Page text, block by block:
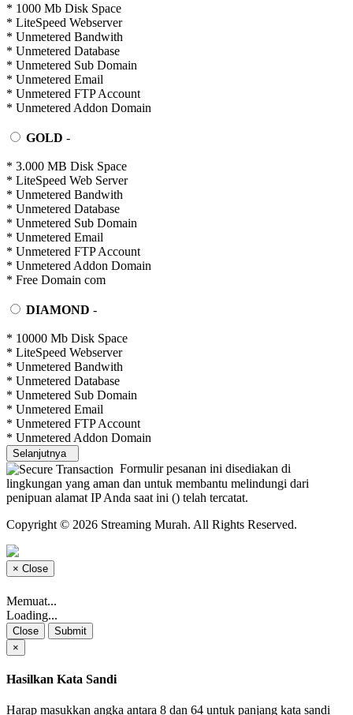
* 1000 Mb Disk Space
* LiteSpeed Webserver
* Unmetered Bandwith
* Unmetered Database
* Unmetered Sub Domain
* Unmetered Email
* Unmetered FTP Account
* Unmetered Addon Domain
GOLD -
* 3.000 MB Disk Space
* LiteSpeed Web Server
* Unmetered Bandwith
* Unmetered Database
* Unmetered Sub Domain
* Unmetered Email
* Unmetered FTP Account
* Unmetered Addon Domain
* Free Domain com
DIAMOND -
* 10000 Mb Disk Space
* LiteSpeed Webserver
* Unmetered Bandwith
* Unmetered Database
* Unmetered Sub Domain
* Unmetered Email
* Unmetered FTP Account
* Unmetered Addon Domain
Selanjutnya
Formulir pesanan ini disediakan di
lingkungan yang aman dan untuk membantu melindungi dari
penipuan alamat IP Anda saat ini () telah tercatat.
Copyright © 2026 Streaming Murah. All Rights Reserved.
× Close
Memuat...
Loading...
Close
Submit
×
Hasilkan Kata Sandi
Harap masukkan angka antara 8 dan 64 untuk panjang kata sandi